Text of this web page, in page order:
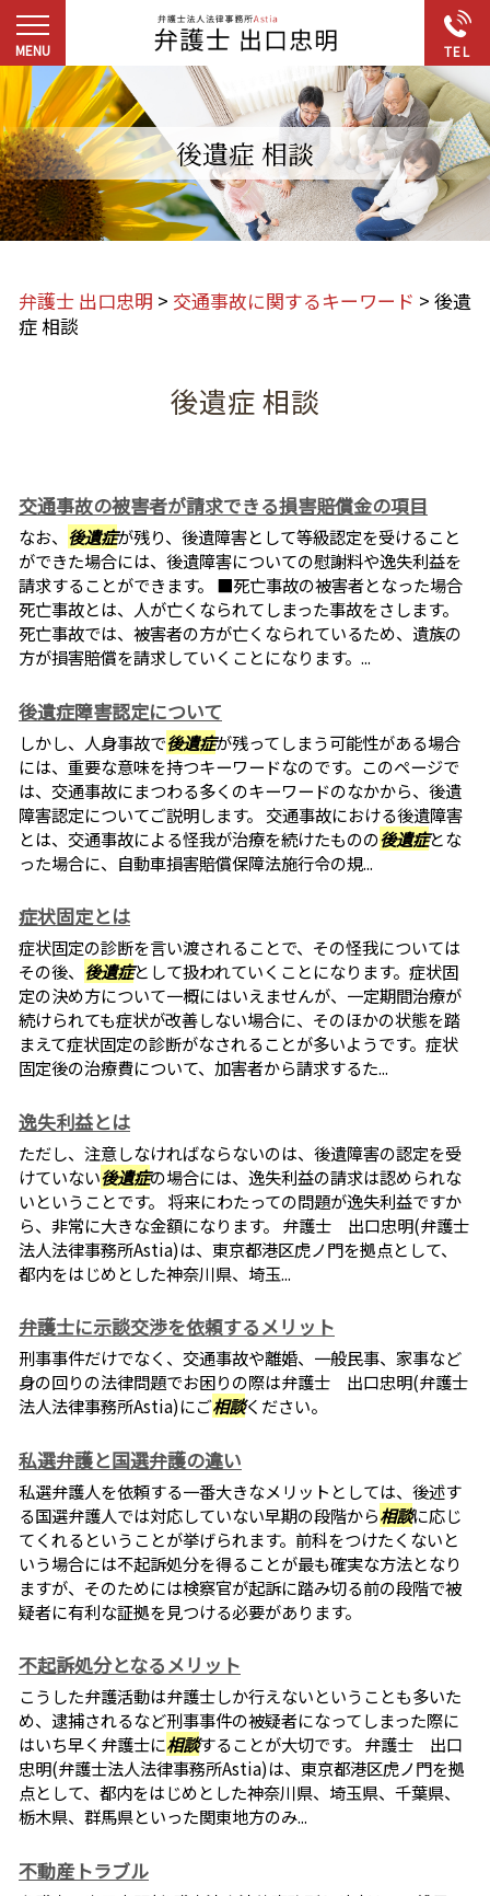
後遺症 相談
弁護士 出口忠明 > 交通事故に関するキーワード > 後遺
症 相談
後遺症 相談
交通事故の被害者が請求できる損害賠償金の項目
なお、 後遺症が残り、後遺障害として等級認定を受けること
ができた場合には、後遺障害についての慰謝料や逸失利益を
請求することができます。 ■死亡事故の被害者となった場合
死亡事故とは、人が亡くなられてしまった事故をさします。
死亡事故では、被害者の方が亡くなられているため、遺族の
方が損害賠償を請求していくことになります。...
後遺症障害認定について
しかし、人身事故で後遺症が残ってしまう可能性がある場合
には、重要な意味を持つキーワードなのです。このページで
は、交通事故にまつわる多くのキーワードのなかから、後遺
障害認定についてご説明します。 交通事故における後遺障害
とは、交通事故による怪我が治療を続けたものの後遺症とな
った場合に、自動車損害賠償保障法施行令の規...
症状固定とは
症状固定の診断を言い渡されることで、その怪我については
その後、 後遺症として扱われていくことになります。症状固
定の決め方について一概にはいえませんが、一定期間治療が
続けられても症状が改善しない場合に、そのほかの状態を踏
まえて症状固定の診断がなされることが多いようです。症状
固定後の治療費について、加害者から請求するた...
逸失利益とは
ただし、注意しなければならないのは、後遺障害の認定を受
けていない後遺症の場合には、逸失利益の請求は認められな
いということです。 将来にわたっての問題が逸失利益ですか
ら、非常に大きな金額になります。 弁護士 出口忠明(弁護士
法人法律事務所Astia)は、東京都港区虎ノ門を拠点として、
都内をはじめとした神奈川県、埼玉...
弁護士に示談交渉を依頼するメリット
刑事事件だけでなく、交通事故や離婚、一般民事、家事など
身の回りの法律問題でお困りの際は弁護士 出口忠明(弁護士
法人法律事務所Astia)にご相談ください。
私選弁護と国選弁護の違い
私選弁護人を依頼する一番大きなメリットとしては、後述す
る国選弁護人では対応していない早期の段階から相談に応じ
てくれるということが挙げられます。前科をつけたくないと
いう場合には不起訴処分を得ることが最も確実な方法となり
ますが、そのためには検察官が起訴に踏み切る前の段階で被
疑者に有利な証拠を見つける必要があります。
不起訴処分となるメリット
こうした弁護活動は弁護士しか行えないということも多いた
め、逮捕されるなど刑事事件の被疑者になってしまった際に
はいち早く弁護士に相談することが大切です。 弁護士 出口
忠明(弁護士法人法律事務所Astia)は、東京都港区虎ノ門を拠
点として、都内をはじめとした神奈川県、埼玉県、千葉県、
栃木県、群馬県といった関東地方のみ...
不動産トラブル